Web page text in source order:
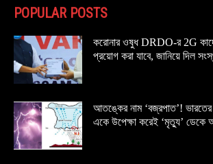
POPULAR POSTS
করোনার ওষুধ DRDO-র 2G
প্রয়োগ করা যাবে, জানিয়ে দিল
আতঙ্কের নাম ‘বজ্রপাত’!
একে উপেক্ষা করেই ‘মৃত্যু’ ডেকে